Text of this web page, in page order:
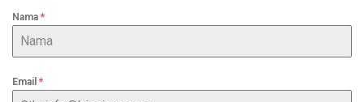
Nama *
Email *